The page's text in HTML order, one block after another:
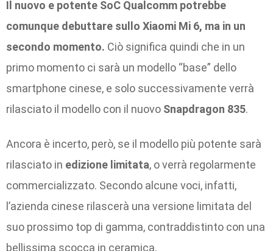
Il nuovo e potente SoC Qualcomm potrebbe
comunque debuttare sullo Xiaomi Mi 6, ma in un
secondo momento. Ciò significa quindi che in un
primo momento ci sarà un modello “base” dello
smartphone cinese, e solo successivamente verrà
rilasciato il modello con il nuovo Snapdragon 835.
Ancora è incerto, però, se il modello più potente sarà
rilasciato in edizione limitata, o verrà regolarmente
commercializzato. Secondo alcune voci, infatti,
l’azienda cinese rilascerà una versione limitata del
suo prossimo top di gamma, contraddistinto con una
bellissima scocca in ceramica.